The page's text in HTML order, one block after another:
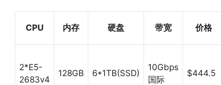
CPU 内存 硬盘 带宽 价格
2*E5-
2683v4
128GB 6*1TB(SSD)
10Gbps
国际
$444.5